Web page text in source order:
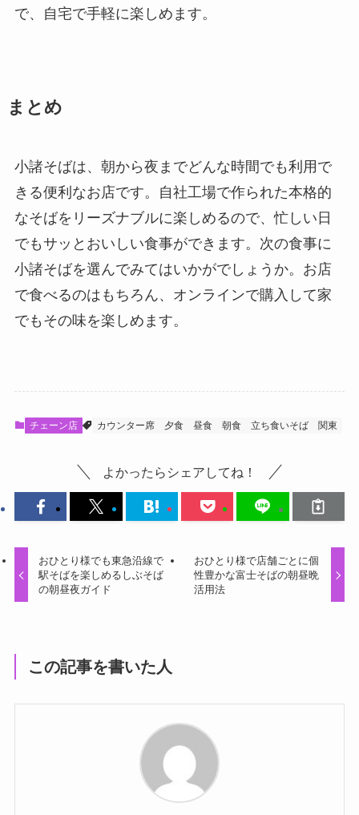
で、自宅で手軽に楽しめます。
まとめ
小諸そばは、朝から夜までどんな時間でも利用で
きる便利なお店です。自社工場で作られた本格的
なそばをリーズナブルに楽しめるので、忙しい日
でもサッとおいしい食事ができます。次の食事に
小諸そばを選んでみてはいかがでしょうか。お店
で食べるのはもちろん、オンラインで購入して家
でもその味を楽しめます。
チェーン店 カウンター席 夕食 昼食 朝食 立ち食いそば 関東
よかったらシェアしてね！
おひとり様でも東急沿線で
駅そばを楽しめるしぶそば
の朝昼夜ガイド
おひとり様で店舗ごとに個
性豊かな富士そばの朝昼晩
活用法
この記事を書いた人